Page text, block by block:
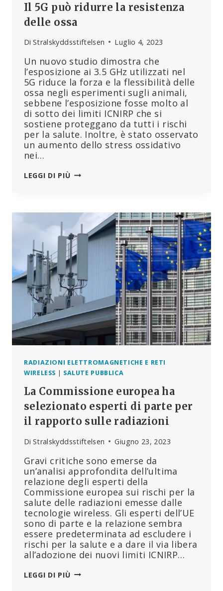
Il 5G può ridurre la resistenza
delle ossa
Di Stralskyddsstiftelsen Luglio 4, 2023
Un nuovo studio dimostra che
l’esposizione ai 3.5 GHz utilizzati nel
5G riduce la forza e la flessibilità delle
ossa negli esperimenti sugli animali,
sebbene l’esposizione fosse molto al
di sotto dei limiti ICNIRP che si
sostiene proteggano da tutti i rischi
per la salute. Inoltre, è stato osservato
un aumento dello stress ossidativo
nei…
LEGGI DI PIÙIL
LA
RESISTENZA
DELLE
OSSA
RADIAZIONI ELETTROMAGNETICHE E RETI
WIRELESS | SALUTE PUBBLICA
La Commissione europea ha
selezionato esperti di parte per
il rapporto sulle radiazioni
Di Stralskyddsstiftelsen Giugno 23, 2023
Gravi critiche sono emerse da
un’analisi approfondita dell’ultima
relazione degli esperti della
Commissione europea sui rischi per la
salute delle radiazioni emesse dalle
tecnologie wireless. Gli esperti dell’UE
sono di parte e la relazione sembra
essere predeterminata ad escludere i
rischi per la salute e a dare il via libera
all’adozione dei nuovi limiti ICNIRP…
LEGGI DI PIÙLA